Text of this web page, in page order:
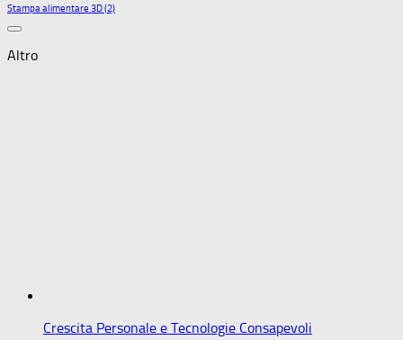
Stampa alimentare 3D(2)
Altro
Crescita Personale e Tecnologie Consapevoli